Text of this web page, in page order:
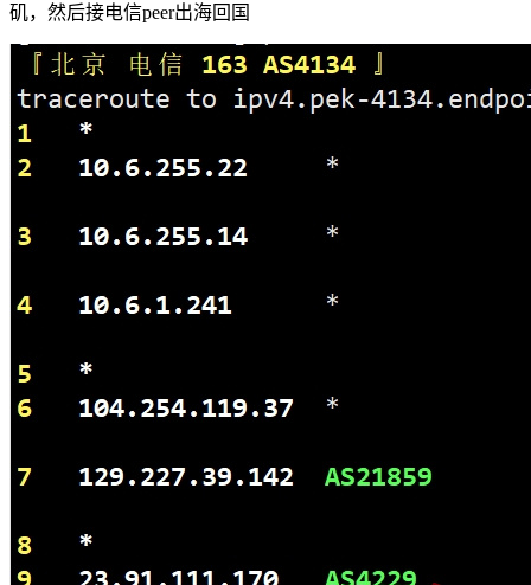
矶，然后接电信peer出海回国